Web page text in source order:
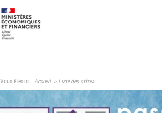
Vous êtes ici : Accueil Liste des offres